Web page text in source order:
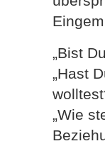
„Bist
„Hast
„Wie